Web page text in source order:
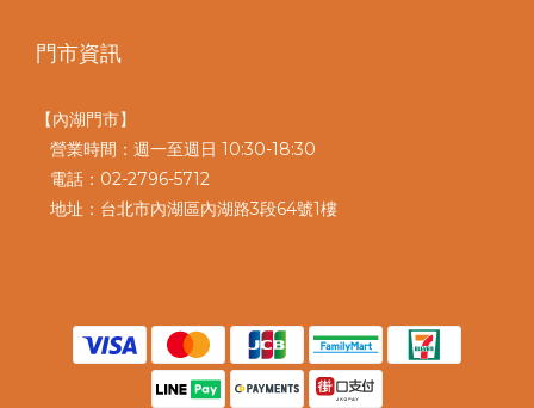
門市資訊
【內湖門市】
營業時間：週一至週日 10:30-18:30
電話：02-2796-5712
地址：台北市內湖區內湖路3段64號1樓